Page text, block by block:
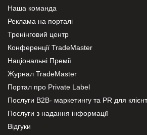
Наша команда
Реклама на порталі
Тренінговий центр
Конференції TradeMaster
Національні Премії
Журнал TradeMaster
Портал про Private Label
Послуги В2В- маркетингу та PR для
Послуги з надання інформації
Відгуки